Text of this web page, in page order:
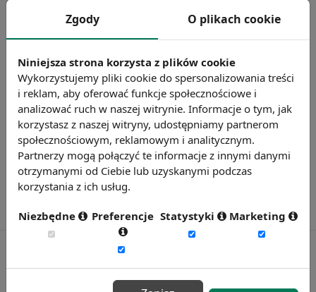
Rynekpracy.pl
Zgody O plikach cookie
Niniejsza strona korzysta z plików cookie
Wykorzystujemy pliki cookie do spersonalizowania treści
i reklam, aby oferować funkcje społecznościowe i
analizować ruch w naszej witrynie. Informacje o tym, jak
korzystasz z naszej witryny, udostępniamy partnerom
społecznościowym, reklamowym i analitycznym.
Partnerzy mogą połączyć te informacje z innymi danymi
otrzymanymi od Ciebie lub uzyskanymi podczas
korzystania z ich usług.
Niezbędne Preferencje Statystyki Marketing